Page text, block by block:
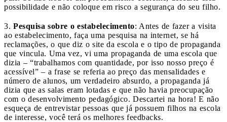
possibilidade e não coloque em risco a segurança do seu filho.
3. Pesquisa sobre o estabelecimento: Antes de fazer a visita
ao estabelecimento, faça uma pesquisa na internet, se há
reclamações, o que diz o site da escola e o tipo de propaganda
que vincula. Uma vez, vi uma propaganda de uma escola que
dizia – “trabalhamos com quantidade, por isso nosso preço é
acessível” – a frase se referia ao preço das mensalidades e
número de alunos, um verdadeiro absurdo, a propaganda já
dizia que as salas eram lotadas e que não havia preocupação
com o desenvolvimento pedagógico. Descartei na hora! E não
esqueça de entrevistar pessoas que já possuem filhos na escola
de interesse, você terá os melhores feedbacks.